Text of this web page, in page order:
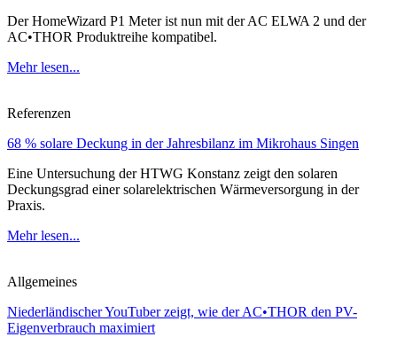
Der HomeWizard P1 Meter ist nun mit der AC ELWA 2 und der
AC•THOR Produktreihe kompatibel.
Mehr lesen...
Referenzen
68 % solare Deckung in der Jahresbilanz im Mikrohaus Singen
Eine Untersuchung der HTWG Konstanz zeigt den solaren
Deckungsgrad einer solarelektrischen Wärmeversorgung in der
Praxis.
Mehr lesen...
Allgemeines
Niederländischer YouTuber zeigt, wie der AC•THOR den PV-
Eigenverbrauch maximiert